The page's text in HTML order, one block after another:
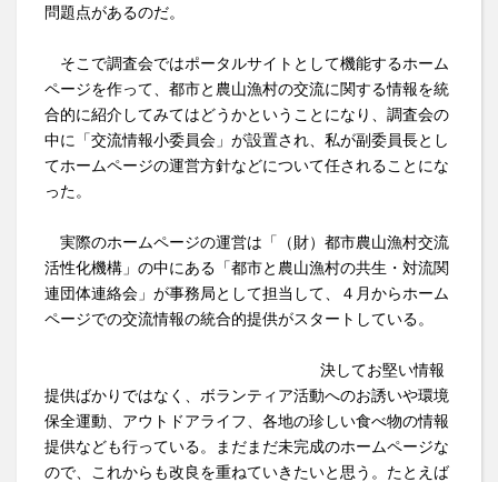
問題点があるのだ。
そこで調査会ではポータルサイトとして機能するホーム
ページを作って、都市と農山漁村の交流に関する情報を統
合的に紹介してみてはどうかということになり、調査会の
中に「交流情報小委員会」が設置され、私が副委員長とし
てホームページの運営方針などについて任されることにな
った。
実際のホームページの運営は「（財）都市農山漁村交流
活性化機構」の中にある「都市と農山漁村の共生・対流関
連団体連絡会」が事務局として担当して、４月からホーム
ページでの交流情報の統合的提供がスタートしている。
決してお堅い情報
提供ばかりではなく、ボランティア活動へのお誘いや環境
保全運動、アウトドアライフ、各地の珍しい食べ物の情報
提供なども行っている。まだまだ未完成のホームページな
ので、これからも改良を重ねていきたいと思う。たとえば